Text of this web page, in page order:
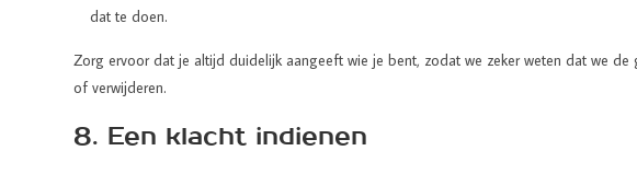
dat te doen.
Zorg ervoor dat je altijd duidelijk aangeeft wie je bent, zodat we zeker weten dat we de
of verwijderen.
8. Een klacht indienen